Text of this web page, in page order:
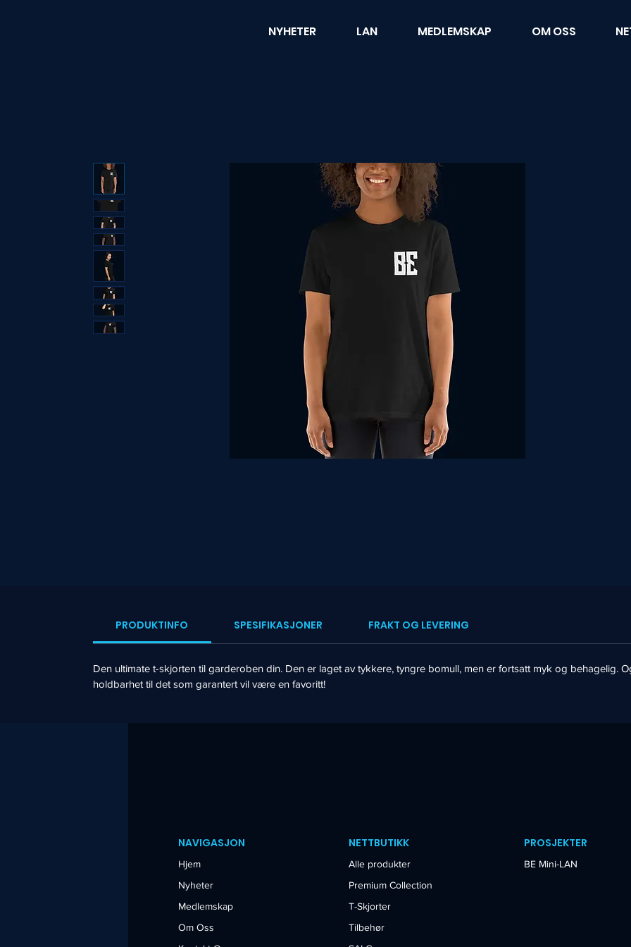
NYHETER LAN MEDLEMSKAP OM OSS
PRODUKTINFO SPESIFIKASJONER FRAKT OG LEVERING
Den ultimate t-skjorten til garderoben din. Den er laget av tykkere, tyngre bomull, men er fortsatt myk og behagelig.
holdbarhet til det som garantert vil være en favoritt!
NAVIGASJON
Hjem
Nyheter
Medlemskap
Om Oss
NETTBUTIKK
Alle produkter
Premium Collection
T-Skjorter
Tilbehør
PROSJEKTER
BE Mini-LAN